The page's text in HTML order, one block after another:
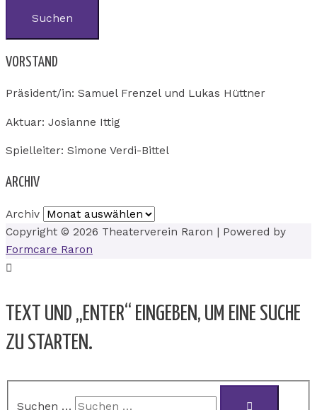
VORSTAND
Präsident/in: Samuel Frenzel und Lukas Hüttner
Aktuar: Josianne Ittig
Spielleiter: Simone Verdi-Bittel
ARCHIV
Archiv
Copyright © 2026 Theaterverein Raron | Powered by
Formcare Raron
TEXT UND „ENTER“ EINGEBEN, UM EINE SUCHE
ZU STARTEN.
Suchen …